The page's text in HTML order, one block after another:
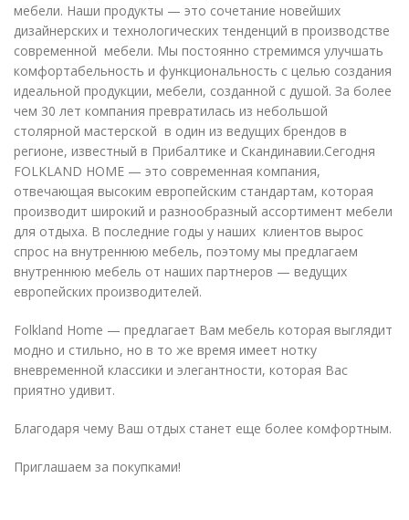
мебели. Наши продукты — это сочетание новейших
дизайнерских и технологических тенденций в производстве
современной мебели. Мы постоянно стремимся улучшать
комфортабельность и функциональность с целью создания
идеальной продукции, мебели, созданной с душой. За более
чем 30 лет компания превратилась из небольшой
столярной мастерской в один из ведущих брендов в
регионе, известный в Прибалтике и Скандинавии.Сегодня
FOLKLAND HOME — это современная компания,
отвечающая высоким европейским стандартам, которая
производит широкий и разнообразный ассортимент мебели
для отдыха. В последние годы у наших клиентов вырос
спрос на внутреннюю мебель, поэтому мы предлагаем
внутреннюю мебель от наших партнеров — ведущих
европейских производителей.
Folkland Home — предлагает Вам мебель которая выглядит
модно и стильно, но в то же время имеет нотку
вневременной классики и элегантности, которая Вас
приятно удивит.
Благодаря чему Ваш отдых станет еще более комфортным.
Приглашаем за покупками!